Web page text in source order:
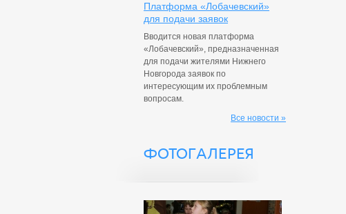
Платформа «Лобачевский»
для подачи заявок
Вводится новая платформа
«Лобачевский», предназначенная
для подачи жителями Нижнего
Новгорода заявок по
интересующим их проблемным
вопросам.
Все новости »
ФОТОГАЛЕРЕЯ